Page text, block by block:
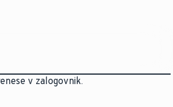
v zalogovnik.